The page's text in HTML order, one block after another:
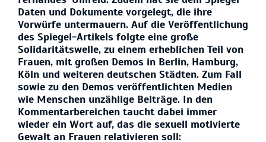
Daten und Dokumente vorgelegt, die ihre
Vorwürfe untermauern. Auf die Veröffentlichung
des Spiegel-Artikels folgte eine große
Solidaritätswelle, zu einem erheblichen Teil von
Frauen, mit großen Demos in Berlin, Hamburg,
Köln und weiteren deutschen Städten. Zum Fall
sowie zu den Demos veröffentlichten Medien
wie Menschen unzählige Beiträge. In den
Kommentarbereichen taucht dabei immer
wieder ein Wort auf, das die sexuell motivierte
Gewalt an Frauen relativieren soll: